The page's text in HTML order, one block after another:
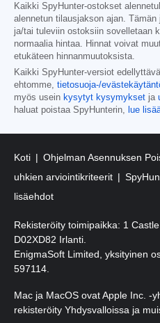
Kaikki SpyHunter-ostokset
alennetun tilausjakson ajan.
ja/tai tuleviin ostoksiin sovelletaan
normaalia hintaa. Hinnat voivat
etukäteen hinnanmuutoksista.
Kaikki SpyHunter-versiot
ehtomme, tietosuoja-/
myös usein kysytyt kysymykset ja
haluat poistaa SpyHunterin, lue
Koti Ohjelman Asennuksen
uhkien arviointikriteerit
lisäehdot
Rekisteröity toimipaikka: 1
D02XD82 Irlanti.
EnigmaSoft Limited, yksityinen
597114.
Mac ja MacOS ovat Apple Inc. -
rekisteröity Yhdysvalloissa ja